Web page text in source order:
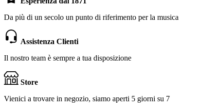
Da più di un secolo un punto di riferimento per la musica
Assistenza Clienti
Il nostro team è sempre a tua disposizione
Store
Vienici a trovare in negozio, siamo aperti 5 giorni su 7